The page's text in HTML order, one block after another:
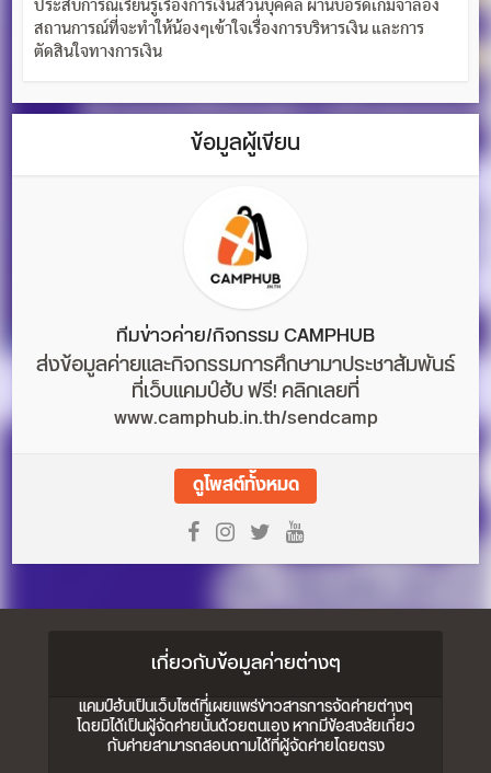
ประสบการณ์เรียนรู้เรื่องการเงินส่วนบุคคล ผ่านบอร์ดเกมจำลอง
สถานการณ์ที่จะทำให้น้องๆเข้าใจเรื่องการบริหารเงิน และการ
ตัดสินใจทางการเงิน
ข้อมูลผู้เขียน
ทีมข่าวค่าย/กิจกรรม CAMPHUB
ส่งข้อมูลค่ายและกิจกรรมการศึกษามาประชาสัมพันธ์
ที่เว็บแคมป์ฮับ ฟรี! คลิกเลยที่
www.camphub.in.th/sendcamp
ดูโพสต์ทั้งหมด
เกี่ยวกับข้อมูลค่ายต่างๆ
แคมป์ฮับเป็นเว็บไซต์ที่เผยแพร่ข่าวสารการจัดค่ายต่างๆ
โดยมิได้เป็นผู้จัดค่ายนั้นด้วยตนเอง หากมีข้อสงสัยเกี่ยว
กับค่ายสามารถสอบถามได้ที่ผู้จัดค่ายโดยตรง